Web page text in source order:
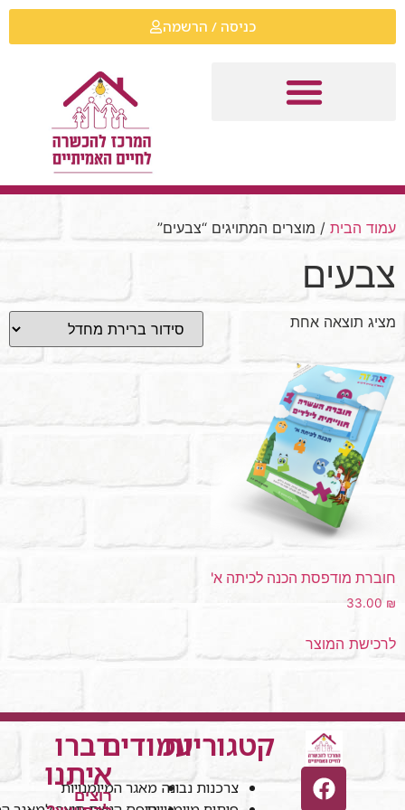
כניסה / הרשמה
עמוד הבית / מוצרים המתויגים “צבעים”
צבעים
מציג תוצאה אחת
חוברת מודפסת הכנה לכיתה א'
33.00 ₪
לרכישת המוצר
קטגוריות
צרכנות נבונה
עמודים
מאגר המיומנויות
דברו
איתנו
רוצים